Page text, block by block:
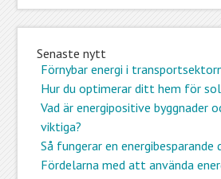
Senaste nytt
Förnybar energi i
Hur du optimerar ditt hem för
Vad är energipositive byggnader
viktiga?
Så fungerar en energibesparande
Fördelarna med att använda